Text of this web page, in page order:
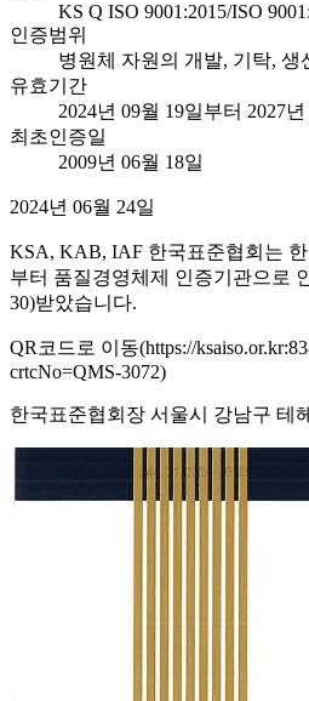
KS Q ISO 9001:2015/ISO
인증범위
병원체 자원의 개발, 기탁, 생
유효기간
2024년 09월 19일부터 2027년
최초인증일
2009년 06월 18일
2024년 06월 24일
KSA, KAB, IAF 한국표준협회는
부터 품질경영체제 인증기관으로
30)받았습니다.
QR코드로 이동(https://
crtcNo=QMS-3072)
한국표준협회장 서울시 강남구 테